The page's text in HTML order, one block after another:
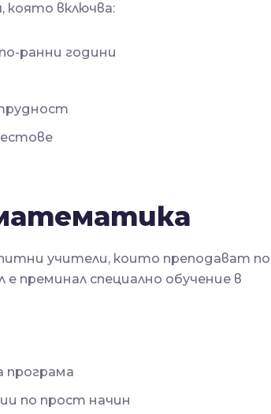
включва:
ранни години
учители, които преподават по
преминал специално обучение в
програма
по прост начин